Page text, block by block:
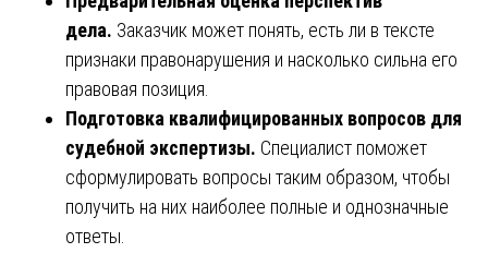
дела. Заказчик может понять, есть ли в тексте
признаки правонарушения и насколько сильна его
правовая позиция.
Подготовка квалифицированных вопросов для
судебной экспертизы. Специалист поможет
сформулировать вопросы таким образом, чтобы
получить на них наиболее полные и однозначные
ответы.